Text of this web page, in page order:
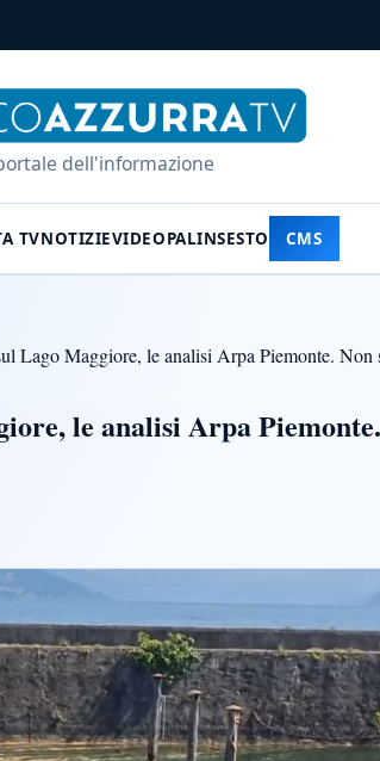
dell'informazione
TVNOTIZIEVIDEOPALINSESTO CMS
Lago Maggiore, le analisi Arpa Piemonte. Non
le analisi Arpa